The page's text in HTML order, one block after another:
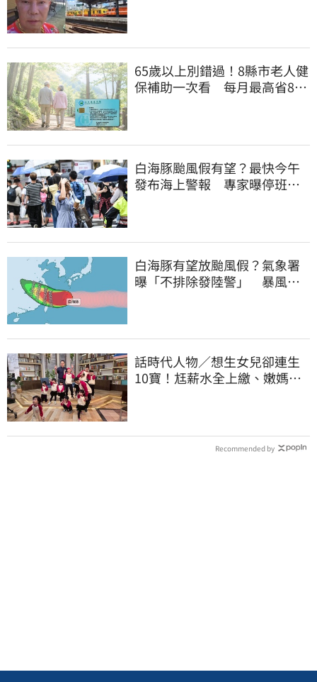
65歲以上別錯過！8縣市老人健
保補助一次看 每月最高省826
白海豚颱風假有望？最快今午
發布海上警報 專家曝停班停
白海豚有望放颱風假？氣象署
曝「不排除發陸警」 暴風圈
話時代人物／想生女兒卻連生
10寶！尪薪水全上繳、嫩媽吐
Recommended by